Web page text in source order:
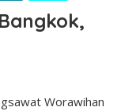
Worawihan